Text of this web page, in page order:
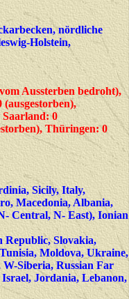
nördliche
Holstein,
Aussterben bedroht),
(ausgestorben),
Saarland: 0
Thüringen: 0
Sicily, Italy,
Macedonia, Albania,
Central, N- East), Ionian
Republic, Slovakia,
Moldova, Ukraine,
W-Siberia, Russian Far
Jordania, Lebanon,